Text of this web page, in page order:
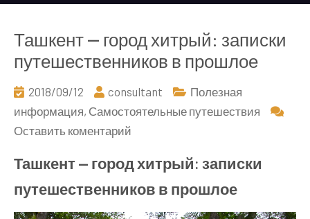
Ташкент — город хитрый: записки
путешественников в прошлое
2018/09/12 consultant
Полезная
информация, Самостоятельные путешествия
Оставить коментарий
—
город
Ташкент — город хитрый: записки
путешественников в прошлое